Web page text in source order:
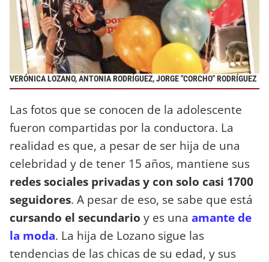
VERÓNICA LOZANO, ANTONIA RODRÍGUEZ, JORGE "CORCHO" RODRÍGUEZ
Las fotos que se conocen de la adolescente
fueron compartidas por la conductora. La
realidad es que, a pesar de ser hija de una
celebridad y de tener 15 años, mantiene sus
redes sociales privadas y con solo casi 1700
seguidores. A pesar de eso, se sabe que está
cursando el secundario y es una amante de
la moda. La hija de Lozano sigue las
tendencias de las chicas de su edad, y sus